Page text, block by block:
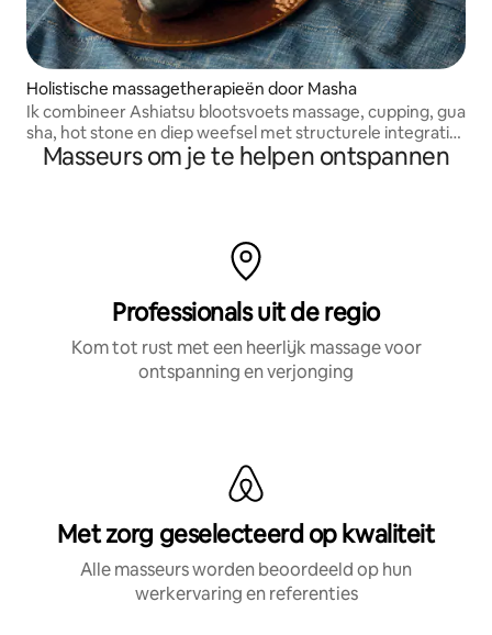
Holistische massagetherapieën door Masha
Ik combineer Ashiatsu blootsvoets massage, cupping, gua
sha, hot stone en diep weefsel met structurele integratie
en actieve release therapie.
Masseurs om je te helpen ontspannen
Professionals uit de regio
Kom tot rust met een heerlijk massage voor
ontspanning en verjonging
Met zorg geselecteerd op kwaliteit
Alle masseurs worden beoordeeld op hun
werkervaring en referenties